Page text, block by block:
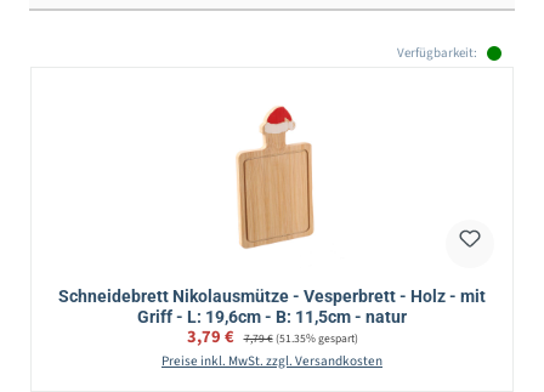
Verfügbarkeit:
Schneidebrett Nikolausmütze - Vesperbrett - Holz - mit
Griff - L: 19,6cm - B: 11,5cm - natur
Verkaufspreis:
3,79 € Regulärer Preis:
7,79 €(51.35% gespart)
Preise inkl. MwSt. zzgl. Versandkosten